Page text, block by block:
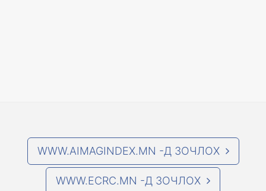
WWW.AIMAGINDEX.MN -Д ЗОЧЛОХ
WWW.ECRC.MN -Д ЗОЧЛОХ